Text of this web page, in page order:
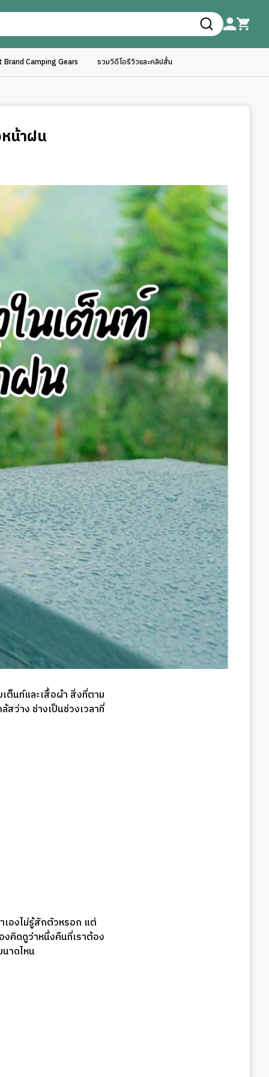
Brand Camping Gears รวมวิดีโอรีวิวและคลิปสั้น
น้าฝน
ต็นท์และเสื้อผ้า สิ่งที่ตาม
ว่าง ช่างเป็นช่วงเวลาที่
เองไม่รู้สักตัวหรอก แต่
งคิดดูว่าหนึ่งคืนที่เราต้อง
าดไหน